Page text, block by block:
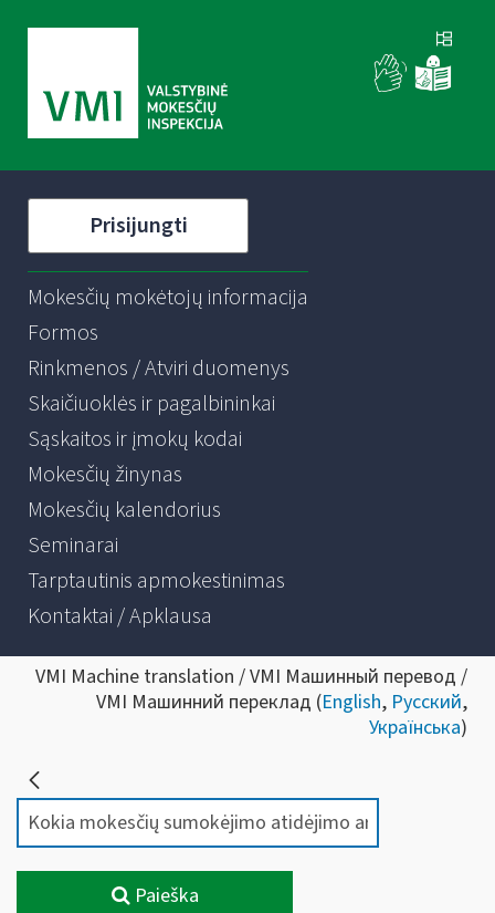
Prisijungti
Mokesčių mokėtojų informacija
Formos
Rinkmenos / Atviri duomenys
Skaičiuoklės ir pagalbininkai
Sąskaitos ir įmokų kodai
Mokesčių žinynas
Mokesčių kalendorius
Seminarai
Tarptautinis apmokestinimas
Kontaktai / Apklausa
VMI Machine translation / VMI Машинный перевод /
VMI Машинний переклад (English, Русский,
Українська)
Paieška